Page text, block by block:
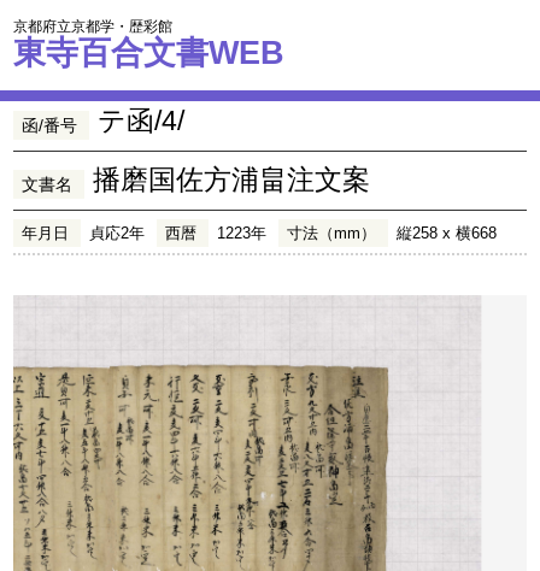
京都府立京都学・歴彩館
東寺百合文書WEB
函/番号 テ函/4/
文書名 播磨国佐方浦畠注文案
年月日 貞応2年 西暦 1223年 寸法（mm） 縦258 x 横668